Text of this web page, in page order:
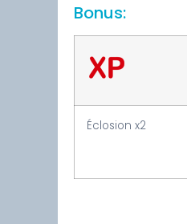
Bonus:
Éclosion x2